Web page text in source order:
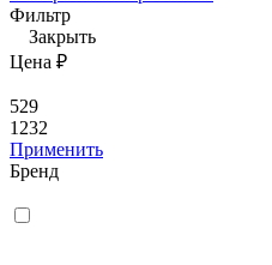
Фильтр
Закрыть
Цена ₽
529
1232
Применить
Бренд